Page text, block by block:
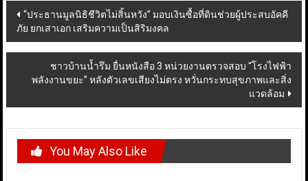
Post
navigation
“ประธานมูลนิธิชีวิตไม่สิ้นหวัง” มอบเงินซื้อที่ดินช่วยผู้ประสบอัคคี
ภัย ยกเสาเอก เสริมความเป็นสิริมงคล
ชาวบ้านน้ำรึม ยื่นหนังสือ 3 หน่วยงานตรวจสอบ “โรงไฟฟ้า
พลังงานขยะ” หลังตัวเลขเสียงไม่ตรง หวั่นกระทบสุขภาพและสิ่ง
แวดล้อม
You May Also Like